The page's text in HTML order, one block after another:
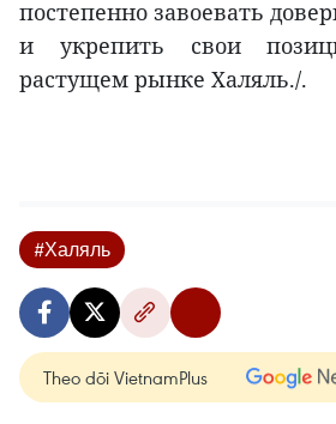
постепенно завоевать
и укрепить свои
растущем рынке Халяль./.
#Халяль
Theo dõi VietnamPlus